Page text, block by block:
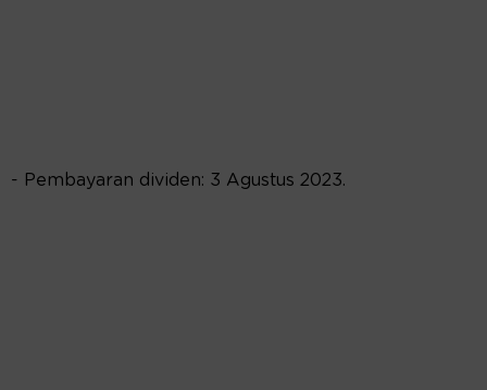
- Pembayaran dividen: 3 Agustus 2023.